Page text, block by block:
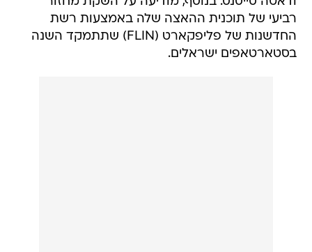
רביעי של תוכנית ההאצה שלה באמצעות רשת
החדשנות של פליפקארט (FLIN) שתתמקד השנה
בסטארטאפים ישראלים.